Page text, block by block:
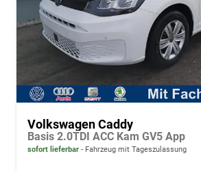
Volkswagen Caddy
Basis 2.0TDI ACC Kam GV5 App
sofort lieferbar Fahrzeug mit Tageszulassung